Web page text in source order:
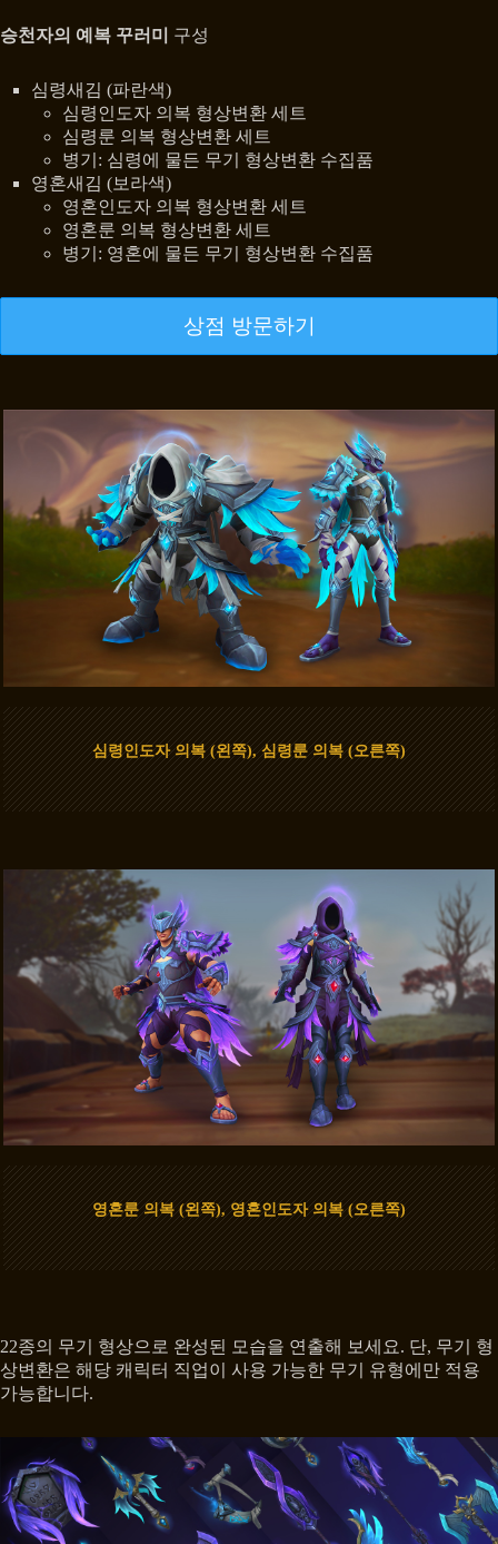
승천자의 예복 꾸러미 구성
심령새김 (파란색)
심령인도자 의복 형상변환 세트
심령룬 의복 형상변환 세트
병기: 심령에 물든 무기 형상변환 수집품
영혼새김 (보라색)
영혼인도자 의복 형상변환 세트
영혼룬 의복 형상변환 세트
병기: 영혼에 물든 무기 형상변환 수집품
상점 방문하기
심령인도자 의복 (왼쪽), 심령룬 의복 (오른쪽)
영혼룬 의복 (왼쪽), 영혼인도자 의복 (오른쪽)
22종의 무기 형상으로 완성된 모습을 연출해 보세요. 단, 무기 형
상변환은 해당 캐릭터 직업이 사용 가능한 무기 유형에만 적용
가능합니다.